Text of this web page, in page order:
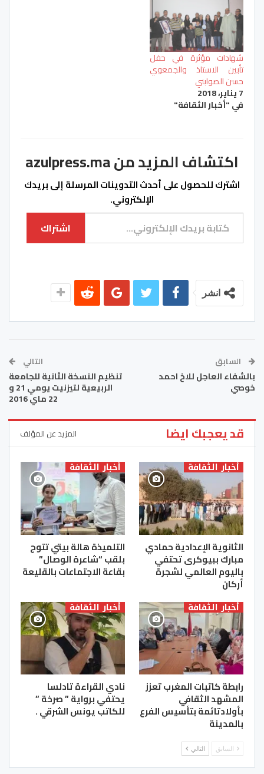
شهادات مؤثرة في حفل
تأبين الاستاذ والجمعوي
حسن الصوابني
7 يناير، 2018
في "أخبار الثقافة"
اكتشاف المزيد من azulpress.ma
اشترك للحصول على أحدث التدوينات المرسلة إلى بريدك
الإلكتروني.
كتابة بريدك الإلكتروني...
اشتراك
انشر
السابق
بالشفاء العاجل للاخ احمد
خوصي
التالي
تنظيم النسخة الثانية للجامعة
الربيعية لتيزنيت يومي 21 و
22 ماي 2016
قد يعجبك ايضا المزيد عن المؤلف
أخبار الثقافة
الثانوية الإعدادية حمادي
مبارك ببيوكرى تحتفي
باليوم العالمي لشجرة
أركان
أخبار الثقافة
التلميذة هالة بيتي تتوج
بلقب “شاعرة الوصال”
بقاعة الاجتماعات بالقليعة
أخبار الثقافة
رابطة كاتبات المغرب تعزز
المشهد الثقافي
بأولادتائمة بتأسيس الفرع
بالمدينة
أخبار الثقافة
نادي القراءة تادلسا
يحتفي برواية ” صرخة ”
للكاتب يونس الشرقي .
السابق التالي